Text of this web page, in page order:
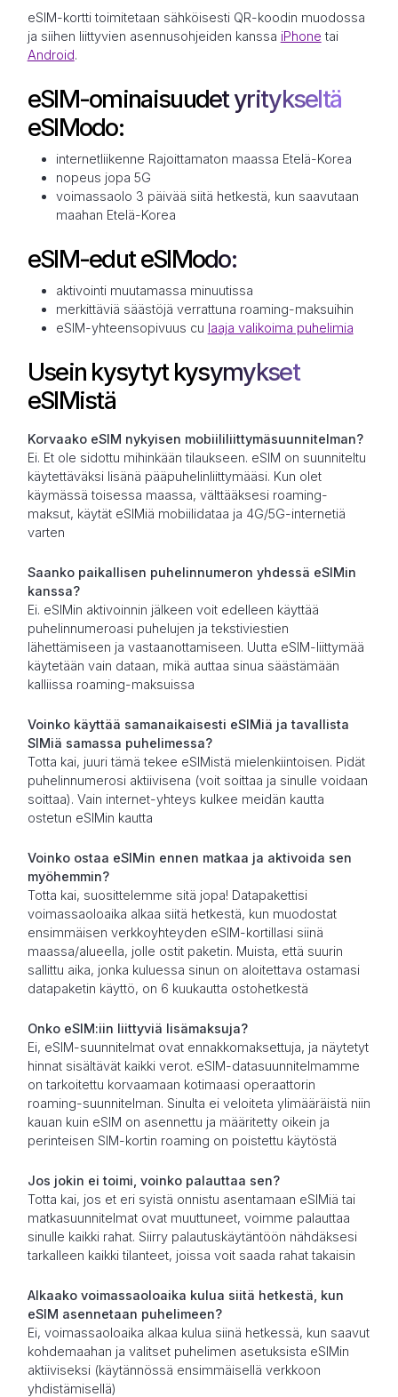
eSIM-kortti toimitetaan sähköisesti QR-koodin muodossa
ja siihen liittyvien asennusohjeiden kanssa iPhone tai
Android.
eSIM-ominaisuudet yritykseltä
eSIModo:
internetliikenne Rajoittamaton maassa Etelä-Korea
nopeus jopa 5G
voimassaolo 3 päivää siitä hetkestä, kun saavutaan
maahan Etelä-Korea
eSIM-edut eSIModo:
aktivointi muutamassa minuutissa
merkittäviä säästöjä verrattuna roaming-maksuihin
eSIM-yhteensopivuus cu laaja valikoima puhelimia
Usein kysytyt kysymykset
eSIMistä
Korvaako eSIM nykyisen mobiililiittymäsuunnitelman?
Ei. Et ole sidottu mihinkään tilaukseen. eSIM on suunniteltu
käytettäväksi lisänä pääpuhelinliittymääsi. Kun olet
käymässä toisessa maassa, välttääksesi roaming-
maksut, käytät eSIMiä mobiilidataa ja 4G/5G-internetiä
varten
Saanko paikallisen puhelinnumeron yhdessä eSIMin
kanssa?
Ei. eSIMin aktivoinnin jälkeen voit edelleen käyttää
puhelinnumeroasi puhelujen ja tekstiviestien
lähettämiseen ja vastaanottamiseen. Uutta eSIM-liittymää
käytetään vain dataan, mikä auttaa sinua säästämään
kalliissa roaming-maksuissa
Voinko käyttää samanaikaisesti eSIMiä ja tavallista
SIMiä samassa puhelimessa?
Totta kai, juuri tämä tekee eSIMistä mielenkiintoisen. Pidät
puhelinnumerosi aktiivisena (voit soittaa ja sinulle voidaan
soittaa). Vain internet-yhteys kulkee meidän kautta
ostetun eSIMin kautta
Voinko ostaa eSIMin ennen matkaa ja aktivoida sen
myöhemmin?
Totta kai, suosittelemme sitä jopa! Datapakettisi
voimassaoloaika alkaa siitä hetkestä, kun muodostat
ensimmäisen verkkoyhteyden eSIM-kortillasi siinä
maassa/alueella, jolle ostit paketin. Muista, että suurin
sallittu aika, jonka kuluessa sinun on aloitettava ostamasi
datapaketin käyttö, on 6 kuukautta ostohetkestä
Onko eSIM:iin liittyviä lisämaksuja?
Ei, eSIM-suunnitelmat ovat ennakkomaksettuja, ja näytetyt
hinnat sisältävät kaikki verot. eSIM-datasuunnitelmamme
on tarkoitettu korvaamaan kotimaasi operaattorin
roaming-suunnitelman. Sinulta ei veloiteta ylimääräistä niin
kauan kuin eSIM on asennettu ja määritetty oikein ja
perinteisen SIM-kortin roaming on poistettu käytöstä
Jos jokin ei toimi, voinko palauttaa sen?
Totta kai, jos et eri syistä onnistu asentamaan eSIMiä tai
matkasuunnitelmat ovat muuttuneet, voimme palauttaa
sinulle kaikki rahat. Siirry palautuskäytäntöön nähdäksesi
tarkalleen kaikki tilanteet, joissa voit saada rahat takaisin
Alkaako voimassaoloaika kulua siitä hetkestä, kun
eSIM asennetaan puhelimeen?
Ei, voimassaoloaika alkaa kulua siinä hetkessä, kun saavut
kohdemaahan ja valitset puhelimen asetuksista eSIMin
aktiiviseksi (käytännössä ensimmäisellä verkkoon
yhdistämisellä)